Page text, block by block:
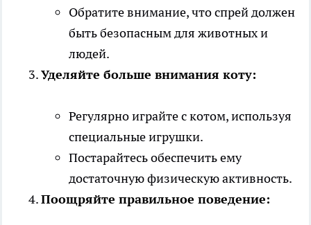
Обратите внимание, что спрей должен
быть безопасным для животных и
людей.
Уделяйте больше внимания коту:
Регулярно играйте с котом, используя
специальные игрушки.
Постарайтесь обеспечить ему
достаточную физическую активность.
Поощряйте правильное поведение: